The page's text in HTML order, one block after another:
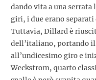
dando vita a una
giri, i due erano separati
Tuttavia, Dillard è
dell’italiano, portando il
all’undicesimo giro e
Weckstrom, quarto